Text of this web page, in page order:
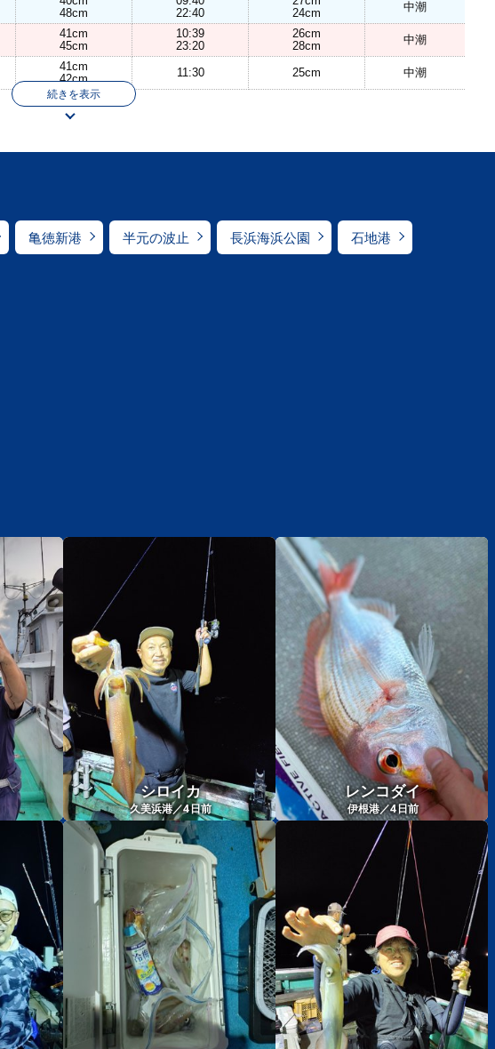
48cm
22:40
24cm
中潮
41cm
45cm
10:39
23:20
26cm
28cm
中潮
41cm
42cm
11:30 25cm 中潮
続きを表示
亀徳新港 半元の波止 長浜海浜公園 石地港
シロイカ
久美浜港／4日前
レンコダイ
伊根港／4日前